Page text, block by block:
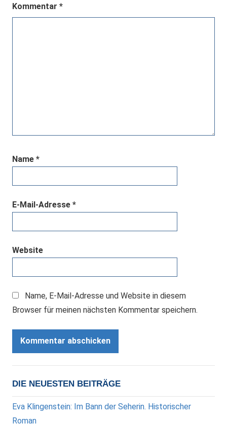
Kommentar *
Name *
E-Mail-Adresse *
Website
Name, E-Mail-Adresse und Website in diesem
Browser für meinen nächsten Kommentar speichern.
DIE NEUESTEN BEITRÄGE
Eva Klingenstein: Im Bann der Seherin. Historischer
Roman